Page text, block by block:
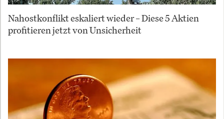
Nahostkonflikt eskaliert wieder – Diese 5 Aktien
profitieren jetzt von Unsicherheit